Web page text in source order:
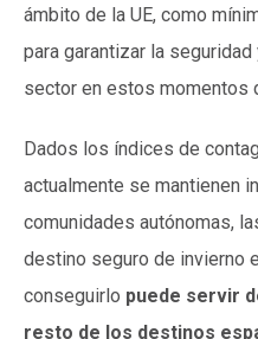
ámbito de la UE, como
para garantizar la
sector en estos momentos
Dados los índices de
actualmente se mantienen
comunidades autónomas,
destino seguro de invierno
conseguirlo puede servir
resto de los destinos